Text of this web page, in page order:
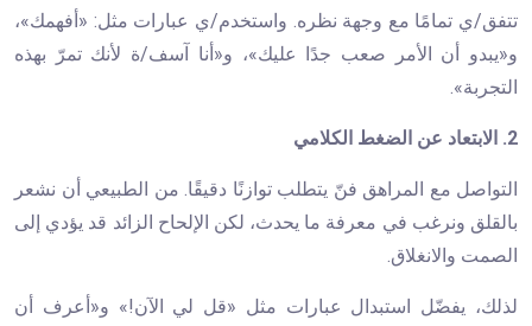
تتفق/ي تمامًا مع وجهة نظره. واستخدم/ي عبارات مثل: «أفهمك»،
و«يبدو أن الأمر صعب جدًا عليك»، و«أنا آسف/ة لأنك تمرّ بهذه
التجربة».
2. الابتعاد عن الضغط الكلامي
التواصل مع المراهق فنّ يتطلب توازنًا دقيقًا. من الطبيعي أن نشعر
بالقلق ونرغب في معرفة ما يحدث، لكن الإلحاح الزائد قد يؤدي إلى
الصمت والانغلاق.
لذلك، يفضّل استبدال عبارات مثل «قل لي الآن!» و«أعرف أن